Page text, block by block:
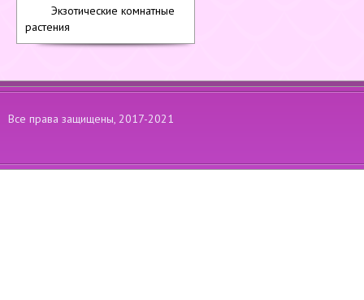
Экзотические комнатные
растения
Все права защищены, 2017-2021